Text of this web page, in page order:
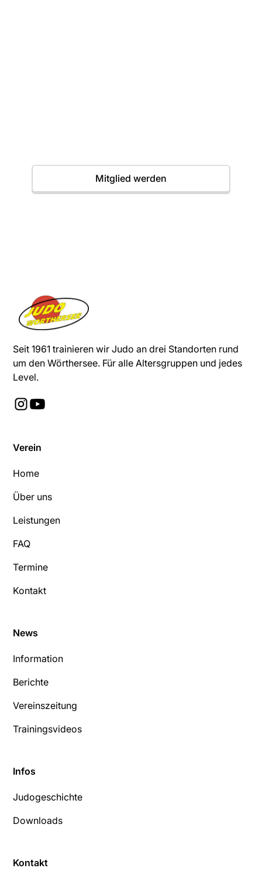
Mitglied werden
Seit 1961 trainieren wir Judo an drei Standorten rund
um den Wörthersee. Für alle Altersgruppen und jedes
Level.
Verein
Home
Über uns
Leistungen
FAQ
Termine
Kontakt
News
Information
Berichte
Vereinszeitung
Trainingsvideos
Infos
Judogeschichte
Downloads
Kontakt